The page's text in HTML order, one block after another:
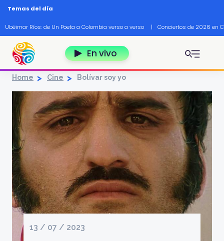
Pasar al contenido principal
Temas del día
Ubéimar Ríos: de Un Poeta a Colombia verso a verso | Conciertos de 2026 en
En vivo
Home Cine Bolívar soy yo
13 / 07 / 2023